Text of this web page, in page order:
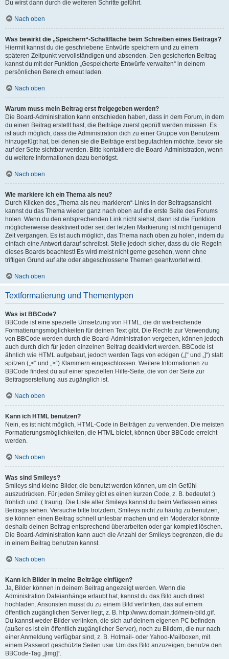
Du wirst dann durch die weiteren Schritte geführt.
Nach oben
Was bewirkt die „Speichern“-Schaltfläche beim Schreiben eines Beitrags?
Hiermit kannst du die geschriebene Entwürfe speichern und zu einem
späteren Zeitpunkt vervollständigen und absenden. Den gesicherten Beitrag
kannst du mit der Funktion „Gespeicherte Entwürfe verwalten“ in deinem
persönlichen Bereich erneut laden.
Nach oben
Warum muss mein Beitrag erst freigegeben werden?
Die Board-Administration kann entschieden haben, dass in dem Forum, in dem
du einen Beitrag erstellt hast, die Beiträge zuerst geprüft werden müssen. Es
ist auch möglich, dass die Administration dich zu einer Gruppe von Benutzern
hinzugefügt hat, bei denen sie die Beiträge erst begutachten möchte, bevor sie
auf der Seite sichtbar werden. Bitte kontaktiere die Board-Administration, wenn
du weitere Informationen dazu benötigst.
Nach oben
Wie markiere ich ein Thema als neu?
Durch Klicken des „Thema als neu markieren“-Links in der Beitragsansicht
kannst du das Thema wieder ganz nach oben auf die erste Seite des Forums
holen. Wenn du den entsprechenden Link nicht siehst, dann ist die Funktion
möglicherweise deaktiviert oder seit der letzten Markierung ist nicht genügend
Zeit vergangen. Es ist auch möglich, das Thema nach oben zu holen, indem du
einfach eine Antwort darauf schreibst. Stelle jedoch sicher, dass du die Regeln
dieses Boards beachtest! Es wird meist nicht gerne gesehen, wenn ohne
triftigen Grund auf alte oder abgeschlossene Themen geantwortet wird.
Nach oben
Textformatierung und Thementypen
Was ist BBCode?
BBCode ist eine spezielle Umsetzung von HTML, die dir weitreichende
Formatierungsmöglichkeiten für deinen Text gibt. Die Rechte zur Verwendung
von BBCode werden durch die Board-Administration vergeben, können jedoch
auch durch dich für jeden einzelnen Beitrag deaktiviert werden. BBCode ist
ähnlich wie HTML aufgebaut, jedoch werden Tags von eckigen („[“ und „]“) statt
spitzen („<“ und „>“) Klammern eingeschlossen. Weitere Informationen zu
BBCode findest du auf einer speziellen Hilfe-Seite, die von der Seite zur
Beitragserstellung aus zugänglich ist.
Nach oben
Kann ich HTML benutzen?
Nein, es ist nicht möglich, HTML-Code in Beiträgen zu verwenden. Die meisten
Formatierungsmöglichkeiten, die HTML bietet, können über BBCode erreicht
werden.
Nach oben
Was sind Smileys?
Smileys sind kleine Bilder, die benutzt werden können, um ein Gefühl
auszudrücken. Für jeden Smiley gibt es einen kurzen Code, z. B. bedeutet :)
fröhlich und :( traurig. Die Liste aller Smileys kannst du beim Verfassen eines
Beitrags sehen. Versuche bitte trotzdem, Smileys nicht zu häufig zu benutzen,
sie können einen Beitrag schnell unlesbar machen und ein Moderator könnte
deshalb deinen Beitrag entsprechend überarbeiten oder gar komplett löschen.
Die Board-Administration kann auch die Anzahl der Smileys begrenzen, die du
in einem Beitrag benutzen kannst.
Nach oben
Kann ich Bilder in meine Beiträge einfügen?
Ja, Bilder können in deinem Beitrag angezeigt werden. Wenn die
Administration Dateianhänge erlaubt hat, kannst du das Bild auch direkt
hochladen. Ansonsten musst du zu einem Bild verlinken, das auf einem
öffentlich zugänglichen Server liegt, z. B. http://www.domain.tld/mein-bild.gif.
Du kannst weder Bilder verlinken, die sich auf deinem eigenen PC befinden
(außer es ist ein öffentlich zugänglicher Server), noch zu Bildern, die nur nach
einer Anmeldung verfügbar sind, z. B. Hotmail- oder Yahoo-Mailboxen, mit
einem Passwort geschützte Seiten usw. Um das Bild anzuzeigen, benutze den
BBCode-Tag „[img]“.